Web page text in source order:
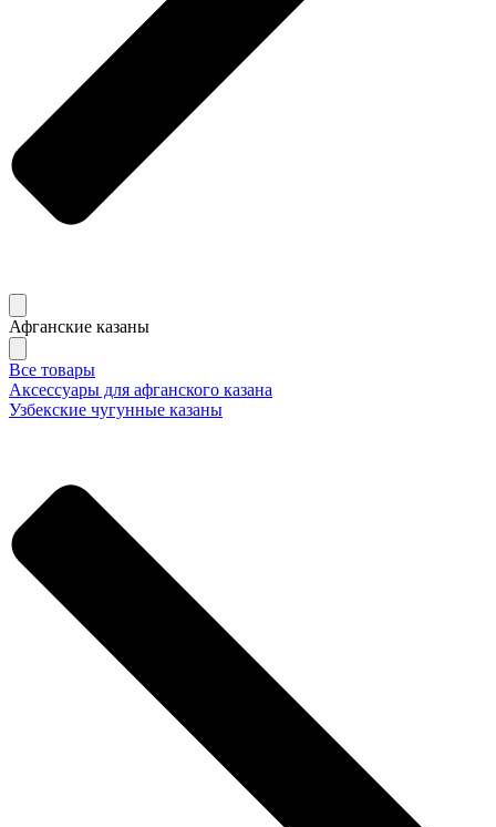
Афганские казаны
Все товары
Аксессуары для афганского казана
Узбекские чугунные казаны